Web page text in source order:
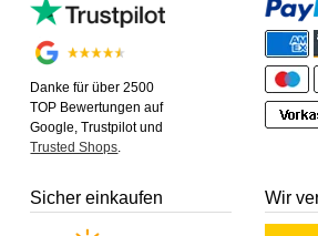
Danke für über 2500
TOP Bewertungen auf
Google, Trustpilot und
Trusted Shops
Sicher einkaufen Wir